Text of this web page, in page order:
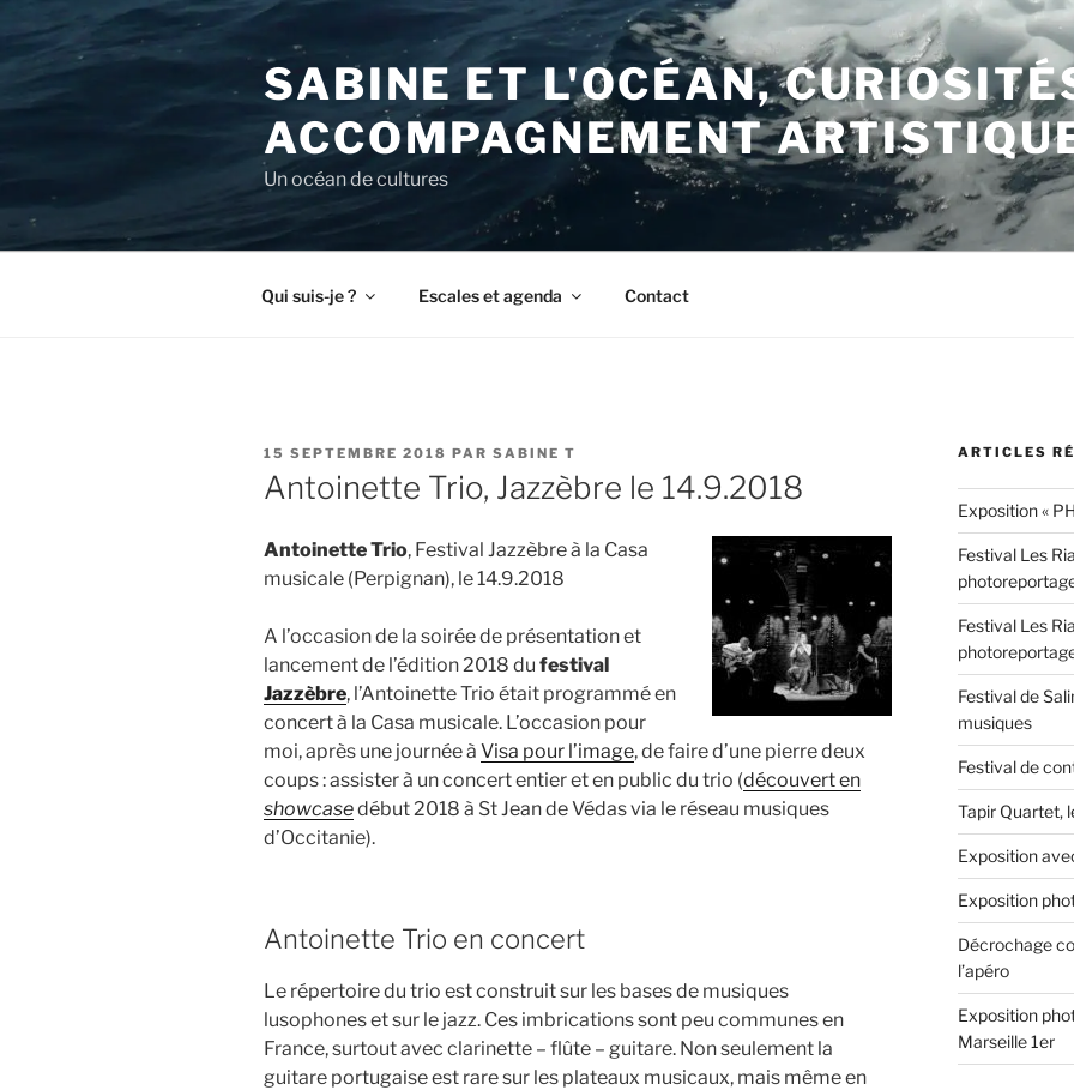
contenu
principal
SABINE ET L'OCÉAN,
ACCOMPAGNEMENT
Un océan de cultures
Qui suis-je ? Escales et agenda Contact
PUBLIÉ
LE
15 SEPTEMBRE 2018 PAR SABINE T
Antoinette Trio, Jazzèbre le 14.9.2018
Antoinette Trio, Festival Jazzèbre à la Casa
musicale (Perpignan), le 14.9.2018
A l’occasion de la soirée de présentation et
lancement de l’édition 2018 du festival
Jazzèbre, l’Antoinette Trio était programmé en
concert à la Casa musicale. L’occasion pour
moi, après une journée à Visa pour l’image, de faire d’une pierre deux
coups : assister à un concert entier et en public du trio (découvert en
showcasedébut 2018 à St Jean de Védas via le réseau musiques
d’Occitanie).
Antoinette Trio en concert
Le répertoire du trio est construit sur les bases de musiques
lusophones et sur le jazz. Ces imbrications sont peu communes en
France, surtout avec clarinette – flûte – guitare. Non seulement la
guitare portugaise est rare sur les plateaux musicaux, mais même en
ARTICLES
Exposition «
Festival Les
Festival Les
Festival de
musiques
Festival de
Tapir Quartet,
Exposition
Exposition
Décrochage
l’apéro
Exposition
Marseille 1er